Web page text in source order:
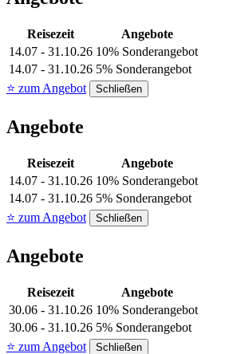
Reisezeit
Angebote
14.07 - 31.10.26 10% Sonderangebot
14.07 - 31.10.26 5% Sonderangebot
⭐ zum Angebot
Schließen
Angebote
Reisezeit
Angebote
14.07 - 31.10.26 10% Sonderangebot
14.07 - 31.10.26 5% Sonderangebot
⭐ zum Angebot
Schließen
Angebote
Reisezeit
Angebote
30.06 - 31.10.26 10% Sonderangebot
30.06 - 31.10.26 5% Sonderangebot
⭐ zum Angebot
Schließen